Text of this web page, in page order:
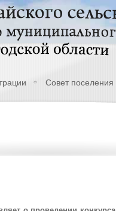
Совет поселения